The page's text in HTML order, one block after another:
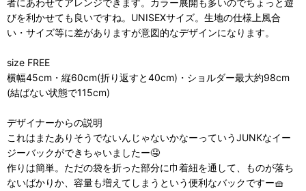
者にあわせてアレンジできます。カラー展開も多いのでちょっと遊
びを利かせても良いですね。UNISEXサイズ。生地の仕様上風合
い・サイズ等に差がありますが意図的なデザインになります。
size FREE
横幅45cm・縦60cm(折り返すと40cm)・ショルダー最大約98cm
(結ばない状態で115cm)
デザイナーからの説明
これはまたありそうでないんじゃないかなーっていうJUNKなイー
ジーバックができちゃいましたー🤤
作りは簡単。ただの袋を折った部分に巾着紐を通して、ものが落ち
ないばかりか、容量も増えてしまうという便利なバックですー🧺